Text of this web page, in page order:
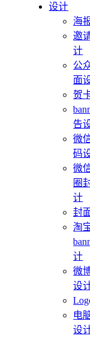
设计
海
邀
计
公
面
贺
告
微
码
微
圈
计
封
淘
计
微
设
电
设